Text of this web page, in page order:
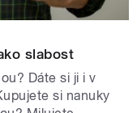
slabost
Dáte si ji i v
si nanuky